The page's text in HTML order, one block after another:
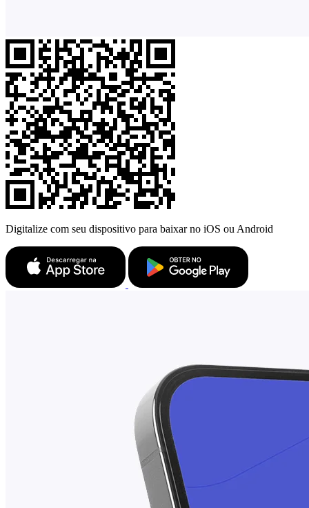
Digitalize com seu dispositivo para baixar no iOS ou Android